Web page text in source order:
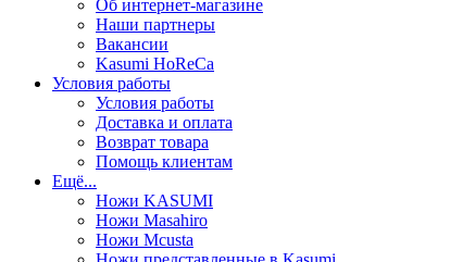
Об интернет-магазине
Наши партнеры
Вакансии
Kasumi HoReCa
Условия работы
Условия работы
Доставка и оплата
Возврат товара
Помощь клиентам
Ещё...
Ножи KASUMI
Ножи Masahiro
Ножи Mcusta